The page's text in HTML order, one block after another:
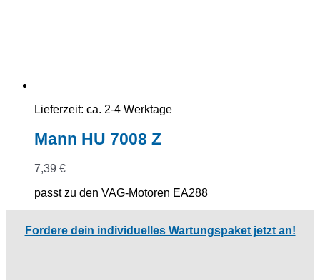
Lieferzeit: ca. 2-4 Werktage
Mann HU 7008 Z
7,39 €
passt zu den VAG-Motoren EA288
Fordere dein individuelles Wartungspaket jetzt an!